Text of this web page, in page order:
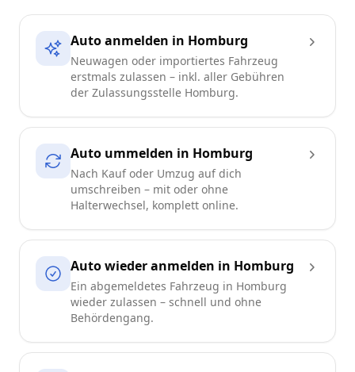
Auto anmelden in Homburg
Neuwagen oder importiertes Fahrzeug
erstmals zulassen – inkl. aller Gebühren
der Zulassungsstelle Homburg.
Auto ummelden in Homburg
Nach Kauf oder Umzug auf dich
umschreiben – mit oder ohne
Halterwechsel, komplett online.
Auto wieder anmelden in Homburg
Ein abgemeldetes Fahrzeug in Homburg
wieder zulassen – schnell und ohne
Behördengang.